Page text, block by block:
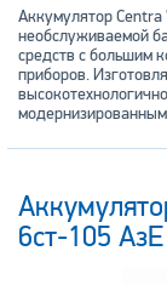
Аккумулятор Centra
необслуживаемой
средств с большим
приборов.
6ст-105 АзЕ